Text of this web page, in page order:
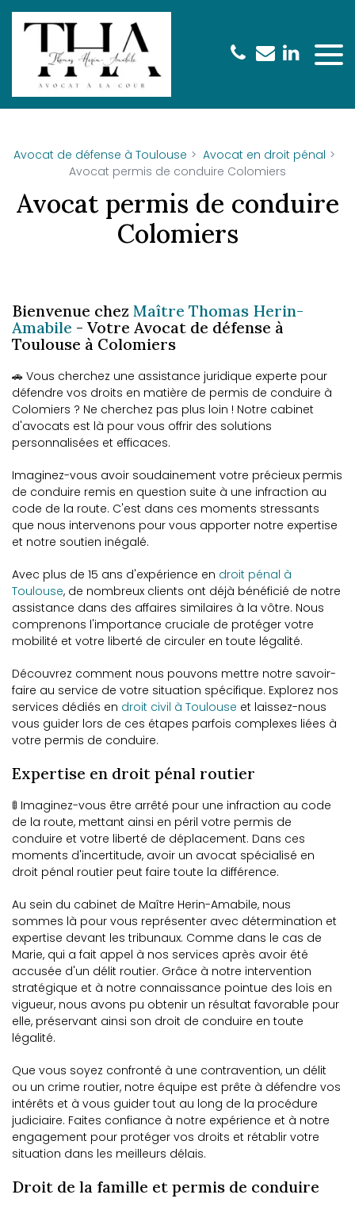
Avocat de défense à Toulouse
Avocat en droit pénal
Avocat permis de conduire Colomiers
Avocat permis de conduire
Colomiers
Bienvenue chez Maître Thomas Herin-
Amabile - Votre Avocat de défense à
Toulouse à Colomiers
🚗 Vous cherchez une assistance juridique experte pour
défendre vos droits en matière de permis de conduire à
Colomiers ? Ne cherchez pas plus loin ! Notre cabinet
d'avocats est là pour vous offrir des solutions
personnalisées et efficaces.
Imaginez-vous avoir soudainement votre précieux permis
de conduire remis en question suite à une infraction au
code de la route. C'est dans ces moments stressants
que nous intervenons pour vous apporter notre expertise
et notre soutien inégalé.
Avec plus de 15 ans d'expérience en droit pénal à
Toulouse, de nombreux clients ont déjà bénéficié de notre
assistance dans des affaires similaires à la vôtre. Nous
comprenons l'importance cruciale de protéger votre
mobilité et votre liberté de circuler en toute légalité.
Découvrez comment nous pouvons mettre notre savoir-
faire au service de votre situation spécifique. Explorez nos
services dédiés en droit civil à Toulouse et laissez-nous
vous guider lors de ces étapes parfois complexes liées à
votre permis de conduire.
Expertise en droit pénal routier
🚦 Imaginez-vous être arrêté pour une infraction au code
de la route, mettant ainsi en péril votre permis de
conduire et votre liberté de déplacement. Dans ces
moments d'incertitude, avoir un avocat spécialisé en
droit pénal routier peut faire toute la différence.
Au sein du cabinet de Maître Herin-Amabile, nous
sommes là pour vous représenter avec détermination et
expertise devant les tribunaux. Comme dans le cas de
Marie, qui a fait appel à nos services après avoir été
accusée d'un délit routier. Grâce à notre intervention
stratégique et à notre connaissance pointue des lois en
vigueur, nous avons pu obtenir un résultat favorable pour
elle, préservant ainsi son droit de conduire en toute
légalité.
Que vous soyez confronté à une contravention, un délit
ou un crime routier, notre équipe est prête à défendre vos
intérêts et à vous guider tout au long de la procédure
judiciaire. Faites confiance à notre expérience et à notre
engagement pour protéger vos droits et rétablir votre
situation dans les meilleurs délais.
Droit de la famille et permis de conduire
Panneau de gestion des cookies